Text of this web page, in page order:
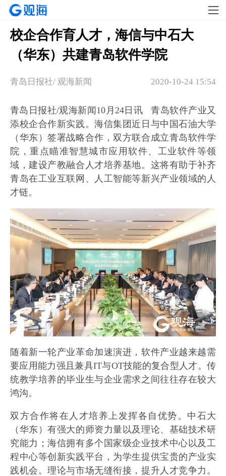
校企合作育人才，海信与中石大
（华东）共建青岛软件学院
2020-10-24 15:54
青岛日报社/ 观海新闻
青岛日报社/观海新闻10月24日讯 青岛软件产业又
添校企合作新实践。海信集团近日与中国石油大学
（华东）签署战略合作，双方联合成立青岛软件学
院，重点瞄准智慧城市应用软件、工业软件等领
域，建设产教融合人才培养基地。这将有助于补齐
青岛在工业互联网、人工智能等新兴产业领域的人
才链。
随着新一轮产业革命加速演进，软件产业越来越需
要应用能力强且兼具IT与OT技能的复合型人才。传
统教学培养的毕业生与企业需求之间往往存在较大
鸿沟。
双方合作将在人才培养上发挥各自优势。中石大
（华东）有强大的师资力量以及理论、基础技术研
究能力；海信拥有多个国家级企业技术中心以及工
程中心等创新实践平台，为学生提供宝贵的产业实
践机会。理论与市场无缝衔接，提升人才竞争力。